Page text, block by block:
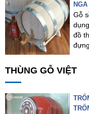
Gỗ
đồ
THÙNG GỖ VIỆT